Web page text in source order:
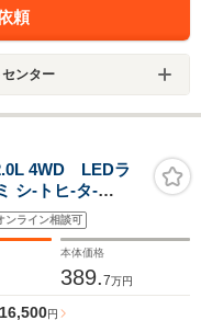
頼
ンター
4WD LEDラ
シ-トヒ-タ-
メラ バックカメ
プティブクルー
付き
ンライン相談可
本体価格
389.7万円
16,500円